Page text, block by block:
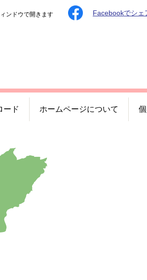
ンドウで開きます Facebookでシェ
ード ホームページについて